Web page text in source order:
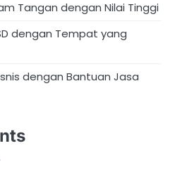
Tangan dengan Nilai Tinggi
dengan Tempat yang
dengan Bantuan Jasa